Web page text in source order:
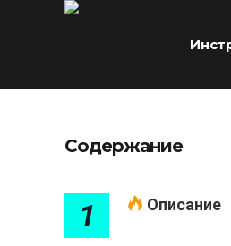
Содержание
1 Описание